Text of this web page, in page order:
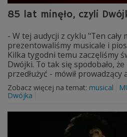
85 lat minęło, czyli
- W tej audycji z cyklu "Ten cały
prezentowaliśmy musicale i
Kilka tygodni temu zaczęliśmy
Dwójki. To tak się spodobało,
przedłużyć - mówił
Zobacz więcej na temat: musical
Dwójka